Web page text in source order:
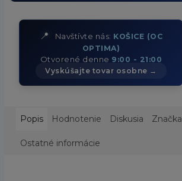
📍 Navštívte nás: KOŠICE (OC
OPTIMA)
Otvorené denne 9:00 - 21:00
Vyskúšajte tovar osobne →
Popis Hodnotenie Diskusia Značka
Ostatné informácie